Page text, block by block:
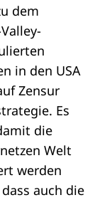
dem
in den USA
Zensur
Es
die
Welt
werden
auch die